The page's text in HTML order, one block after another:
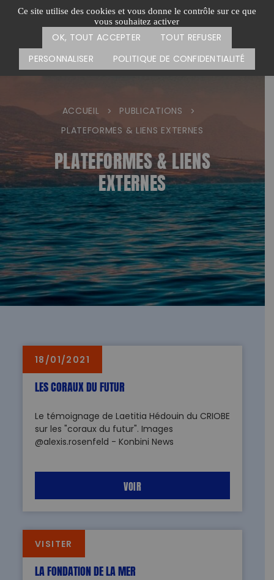
Ce site utilise des cookies et vous donne le contrôle sur ce que
vous souhaitez activer
OK, TOUT ACCEPTER
TOUT REFUSER
PERSONNALISER
POLITIQUE DE CONFIDENTIALITÉ
Passer
Menu
CARTE DES ACTIONS FAIRE UN DON
ACCUEIL > PUBLICATIONS
>
PLATEFORMES & LIENS EXTERNES
PLATEFORMES & LIENS
EXTERNES
18/01/2021
LES CORAUX DU FUTUR
Le témoignage de Laetitia Hédouin du CRIOBE
sur les "coraux du futur". Images
@alexis.rosenfeld - Konbini News
VOIR
VISITER
LA FONDATION DE LA MER